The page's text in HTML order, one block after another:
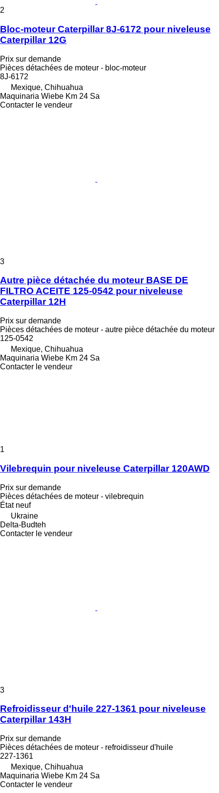
2
Bloc-moteur Caterpillar 8J-6172 pour niveleuse
Caterpillar 12G
Prix sur demande
Pièces détachées de moteur - bloc-moteur
8J-6172
Mexique, Chihuahua
Maquinaria Wiebe Km 24 Sa
Contacter le vendeur
3
Autre pièce détachée du moteur BASE DE
FILTRO ACEITE 125-0542 pour niveleuse
Caterpillar 12H
Prix sur demande
Pièces détachées de moteur - autre pièce détachée du moteur
125-0542
Mexique, Chihuahua
Maquinaria Wiebe Km 24 Sa
Contacter le vendeur
1
Vilebrequin pour niveleuse Caterpillar 120AWD
Prix sur demande
Pièces détachées de moteur - vilebrequin
Étatneuf
Ukraine
Delta-Budteh
Contacter le vendeur
3
Refroidisseur d'huile 227-1361 pour niveleuse
Caterpillar 143H
Prix sur demande
Pièces détachées de moteur - refroidisseur d'huile
227-1361
Mexique, Chihuahua
Maquinaria Wiebe Km 24 Sa
Contacter le vendeur